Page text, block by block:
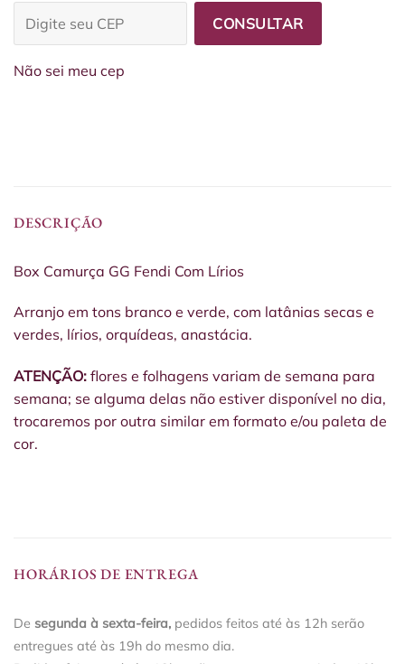
CONSULTAR
Não sei meu cep
DESCRIÇÃO
Box Camurça GG Fendi Com Lírios
Arranjo em tons branco e verde, com latânias secas e
verdes, lírios, orquídeas, anastácia.
ATENÇÃO: flores e folhagens variam de semana para
semana; se alguma delas não estiver disponível no dia,
trocaremos por outra similar em formato e/ou paleta de
cor.
HORÁRIOS DE ENTREGA
De segunda à sexta-feira, pedidos feitos até às 12h serão
entregues até às 19h do mesmo dia.